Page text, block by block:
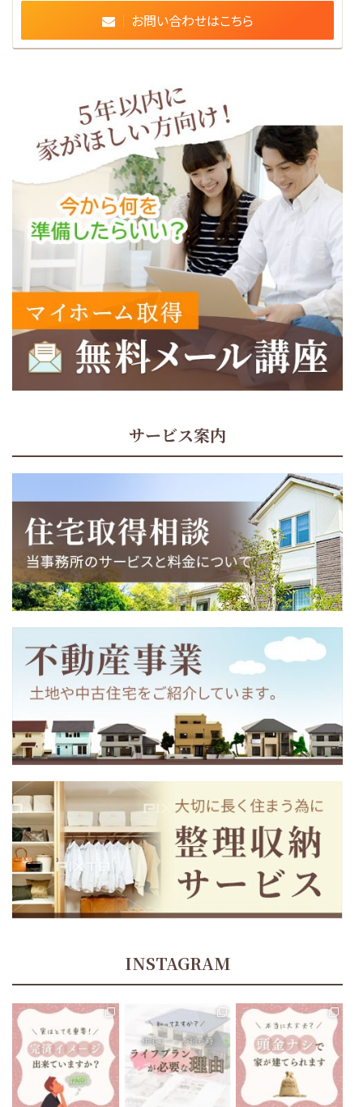
お問い合わせはこちら
サービス案内
INSTAGRAM
tomoe_kikuchi_lifeplan
住宅ローン返済中、70歳
あたりでお金が足りなく
なることに、気づくことに
なったら…...
12月 13
tomoe_kikuchi_lifeplan
今までにない大きな買い
物になるマイホーム🏘
...
tomoe_kikuchi_lifeplan
“頭金ナシで家が建てられ
ます”と聞いたりしますよ
ね🤔
...
12月 8